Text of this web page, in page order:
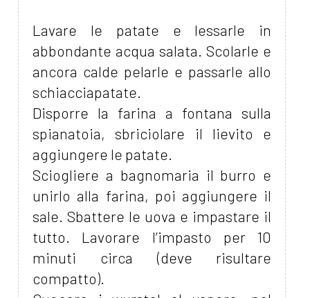
Lavare le patate e lessarle in
abbondante acqua salata. Scolarle e
ancora calde pelarle e passarle allo
schiacciapatate.
Disporre la farina a fontana sulla
spianatoia, sbriciolare il lievito e
aggiungere le patate.
Sciogliere a bagnomaria il burro e
unirlo alla farina, poi aggiungere il
sale. Sbattere le uova e impastare il
tutto. Lavorare l’impasto per 10
minuti circa (deve risultare
compatto).